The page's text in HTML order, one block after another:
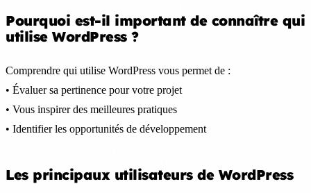
Pourquoi est-il important de connaître qui
utilise WordPress ?
Comprendre qui utilise WordPress vous permet de :
• Évaluer sa pertinence pour votre projet
• Vous inspirer des meilleures pratiques
• Identifier les opportunités de développement
Les principaux utilisateurs de WordPress